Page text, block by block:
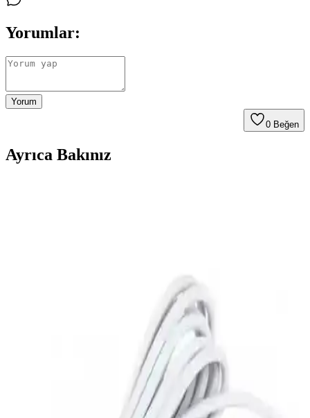
Yorumlar:
Yorum
0 Beğen
Ayrıca Bakınız
iPhone 5C Beyaz Model Arka Kapak Baskı
Farklılıklarının Teknik Nedenleri ve Orijinallik
iPhone 5C beyaz modelinde arka kapakta gözlemlenen baskı
farklılıkları, orijinal olmayan veya değiştirilmiş parçaların
kullanıldığını gösterir. Bu teknik detaylar cihazın tamir geçmişi